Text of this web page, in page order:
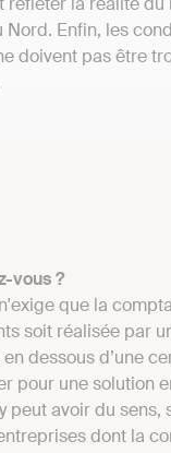
Enfin, les
doivent pas être
vous ?
que la
soit réalisée par
dessous d’une
pour une solution
peut avoir du sens,
dont la